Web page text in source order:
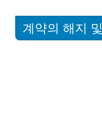
계약의 해지